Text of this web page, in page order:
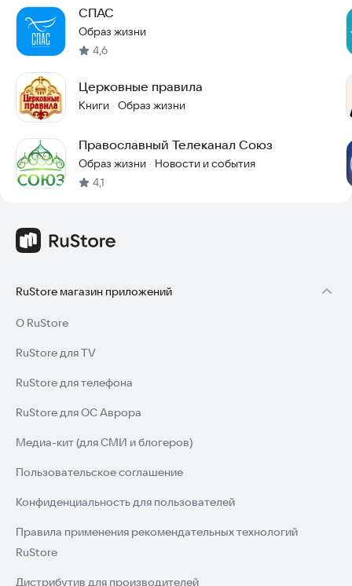
СПАС
Образ жизни
4,6
Церковные правила
Книги · Образ жизни
Православный Телеканал Союз
Образ жизни · Новости и события
4,1
RuStore магазин приложений
О RuStore
RuStore для TV
RuStore для телефона
RuStore для ОС Аврора
Медиа-кит (для СМИ и блогеров)
Пользовательское соглашение
Конфиденциальность для пользователей
Правила применения рекомендательных технологий
RuStore
Дистрибутив для производителей